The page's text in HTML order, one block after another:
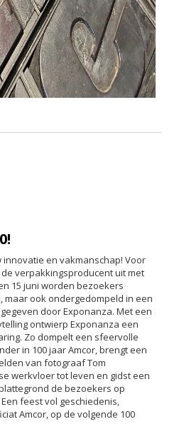
en vakmanschap! Voor
verpakkingsproducent uit met
15 juni worden bezoekers
ook ondergedompeld in een
door Exponanza. Met een
ontwierp Exponanza een
Zo dompelt een sfeervolle
in 100 jaar Amcor, brengt een
van fotograaf Tom
werkvloer tot leven en gidst een
de bezoekers op
feest vol geschiedenis,
Amcor, op de volgende 100